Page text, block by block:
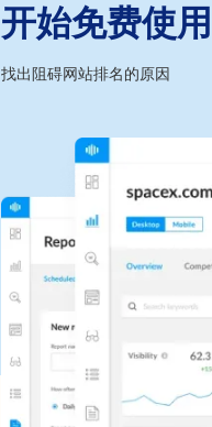
开始免费使
找出阻碍网站排名的原因